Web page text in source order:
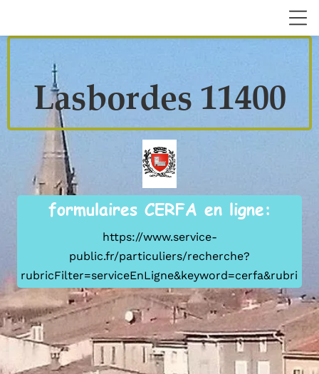
Lasbordes 11400
formulaires CERFA en ligne:
https://www.service-
public.fr/particuliers/recherche?